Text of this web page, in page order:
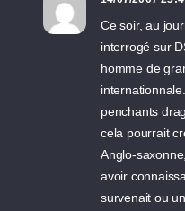
Ce soir, au
interrogé sur
homme de
penchants
cela pourrait
Anglo-
avoir
survenait ou